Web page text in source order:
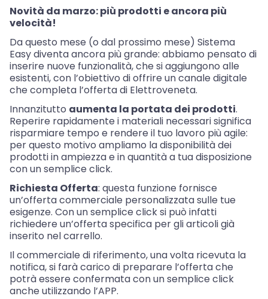
Novità da marzo: più prodotti e ancora più
velocità!
Da questo mese (o dal prossimo mese) Sistema
Easy diventa ancora più grande: abbiamo pensato di
inserire nuove funzionalità, che si aggiungono alle
esistenti, con l’obiettivo di offrire un canale digitale
che completa l’offerta di Elettroveneta.
Innanzitutto aumenta la portata dei prodotti.
Reperire rapidamente i materiali necessari significa
risparmiare tempo e rendere il tuo lavoro più agile:
per questo motivo ampliamo la disponibilità dei
prodotti in ampiezza e in quantità a tua disposizione
con un semplice click.
Richiesta Offerta: questa funzione fornisce
un’offerta commerciale personalizzata sulle tue
esigenze. Con un semplice click si può infatti
richiedere un’offerta specifica per gli articoli già
inserito nel carrello.
Il commerciale di riferimento, una volta ricevuta la
notifica, si farà carico di preparare l’offerta che
potrà essere confermata con un semplice click
anche utilizzando l’APP.